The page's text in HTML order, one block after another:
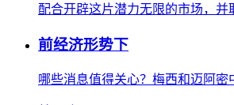
配合开辟这片潜力无限的市场，
前经济形势下
哪些消息值得关心？梅西和迈阿